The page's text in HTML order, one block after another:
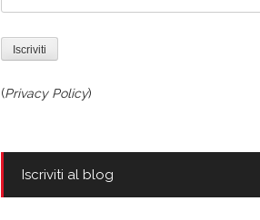
(Privacy Policy)
Iscriviti al blog